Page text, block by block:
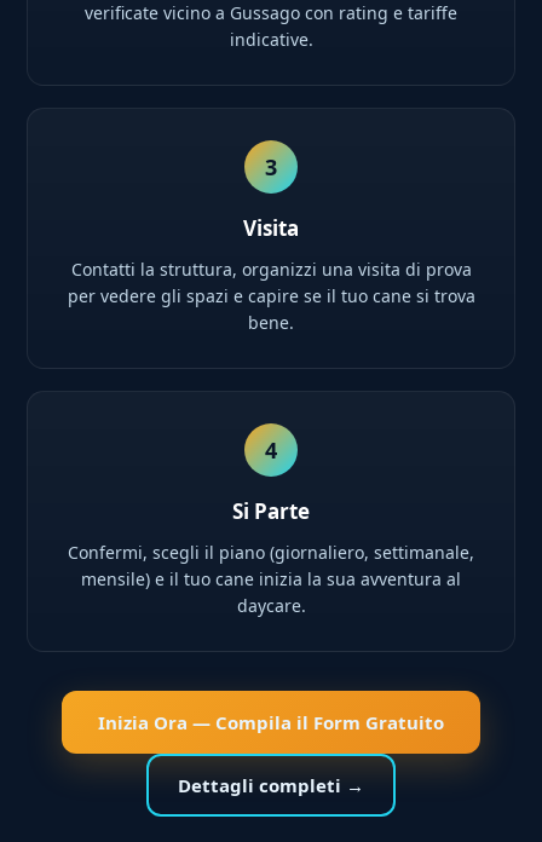
verificate vicino a Gussago con rating e tariffe
indicative.
3
Visita
Contatti la struttura, organizzi una visita di prova
per vedere gli spazi e capire se il tuo cane si trova
bene.
4
Si Parte
Confermi, scegli il piano (giornaliero, settimanale,
mensile) e il tuo cane inizia la sua avventura al
daycare.
Inizia Ora — Compila il Form Gratuito
Dettagli completi →